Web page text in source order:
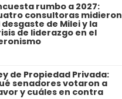
rumbo a 2027:
consultoras midieron
desgaste de Milei y la
de liderazgo en el
de Propiedad Privada:
senadores votaron a
y cuáles en contra